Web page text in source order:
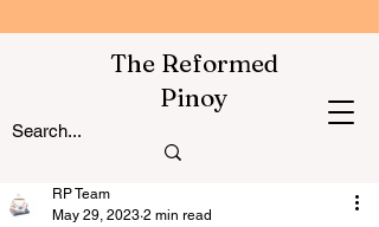
The Reformed
Pinoy
RP Team
May 29, 2023 2 min read